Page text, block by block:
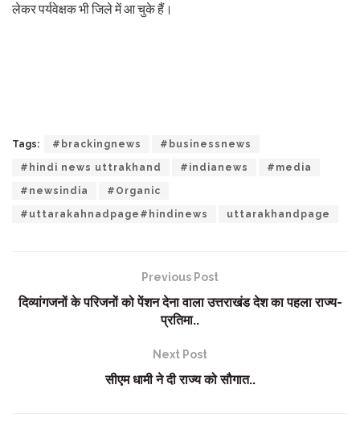
लेकर पर्यवेक्षक भी जिले में आ चुके हैं।
Tags: #brackingnews #businessnews
#hindi news uttrakhand #indianews #media
#newsindia #Organic
#uttarakahnadpage#hindinews uttarakhandpage
Previous Post
दिव्यांगजनों के परिजनों को पेंशन देना वाला उत्तराखंड देश का पहला राज्य-
प्रतिमा..
Next Post
सीएम धामी ने दी राज्य को सौगात..